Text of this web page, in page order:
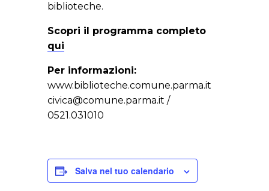
biblioteche.
Scopri il programma completo
qui
Per informazioni:
www.biblioteche.comune.parma.it
civica@comune.parma.it /
0521.031010
Salva nel tuo calendario